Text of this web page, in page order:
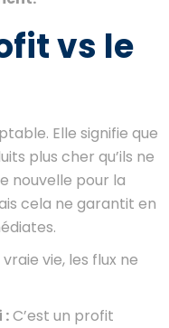
vs le
Elle signifie que
plus cher qu’ils ne
nouvelle pour la
cela ne garantit en
vie, les flux ne
:C’est un profit